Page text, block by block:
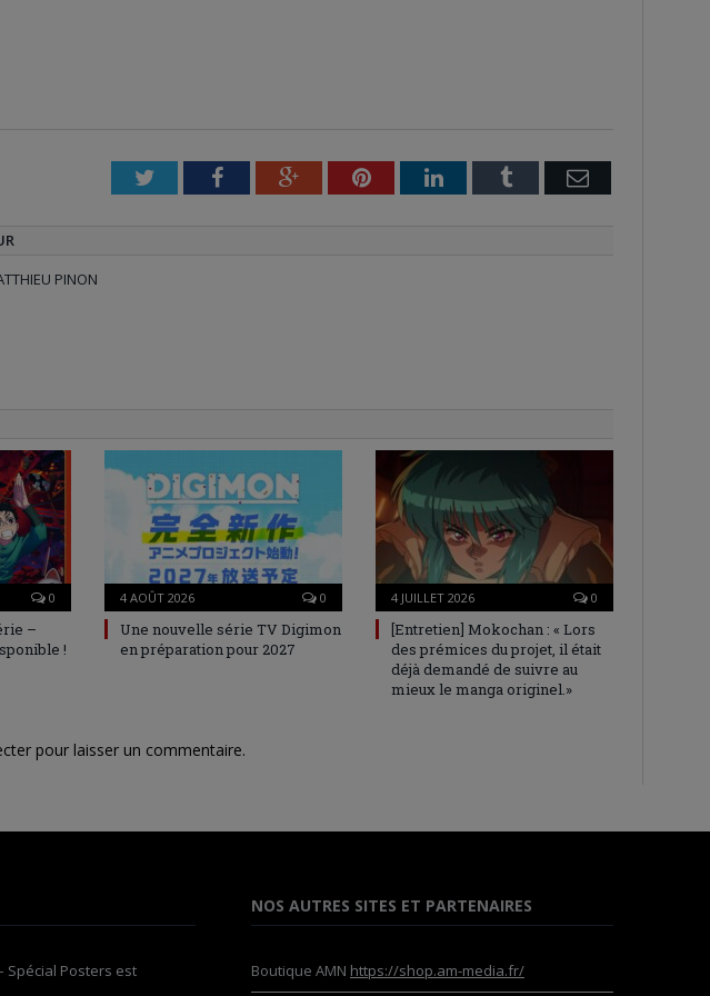
TwitterFacebookGoogle+PinterestLinkedInTumblr Email
PINON
0
–
!
4 AOÛT 2026 0
Une nouvelle série TV Digimon
en préparation pour 2027
4 JUILLET 2026 0
[Entretien] Mokochan : « Lors
des prémices du projet, il était
déjà demandé de suivre au
mieux le manga originel.»
pour laisser un commentaire.
Spécial Posters est
NOS AUTRES SITES ET PARTENAIRES
Boutique AMN https://shop.am-media.fr/